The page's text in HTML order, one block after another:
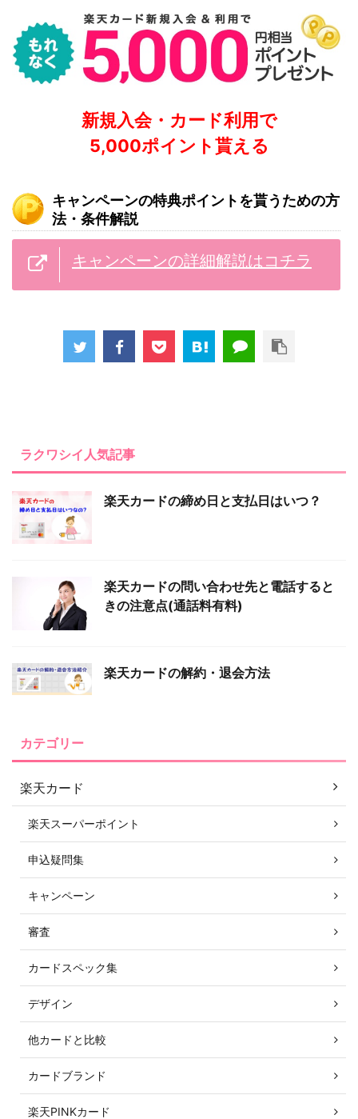
新規入会・カード利用で
5,000ポイント貰える
キャンペーンの特典ポイントを貰うための方
法・条件解説
キャンペーンの詳細解説はコチラ
ラクワシイ人気記事
楽天カードの締め日と支払日はいつ？
楽天カードの問い合わせ先と電話すると
きの注意点(通話料有料)
楽天カードの解約・退会方法
カテゴリー
楽天カード
楽天スーパーポイント
申込疑問集
キャンペーン
審査
カードスペック集
デザイン
他カードと比較
カードブランド
楽天PINKカード